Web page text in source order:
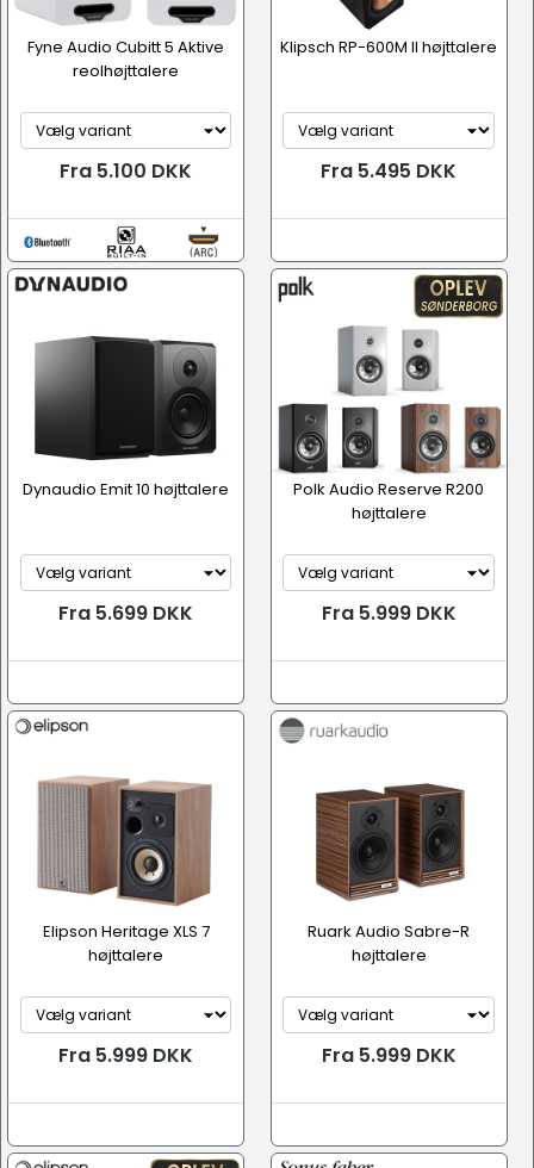
Fyne Audio Cubitt 5 Aktive
reolhøjttalere
Fra 5.100 DKK
Klipsch RP-600M II højttalere
Fra 5.495 DKK
Dynaudio Emit 10 højttalere
Fra 5.699 DKK
Polk Audio Reserve R200
højttalere
Fra 5.999 DKK
Elipson Heritage XLS 7
højttalere
Fra 5.999 DKK
Ruark Audio Sabre-R
højttalere
Fra 5.999 DKK